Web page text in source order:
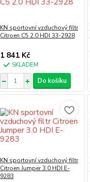
KN sportovní vzduchový filtr
Citroen C5 2.0 HDI 33-2928
1 841 Kč
SKLADEM
Do košíku
KN sportovní vzduchový filtr
Citroen Jumper 3.0 HDI E-
9283